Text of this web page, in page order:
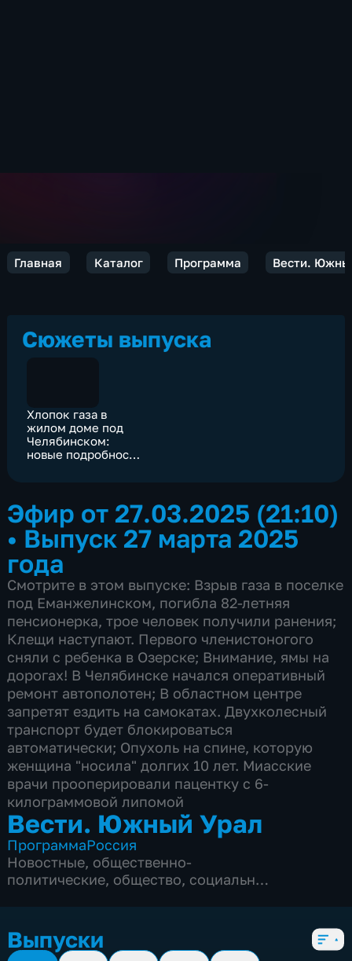
Главная Каталог Программа Вести.
Сюжеты выпуска
Хлопок газа в
жилом доме под
Челябинском:
новые подробности
Эфир от 27.03.2025 (21:10)
• Выпуск 27 марта 2025
года
Смотрите в этом выпуске: Взрыв газа в поселке
под Еманжелинском, погибла 82-летняя
пенсионерка, трое человек получили ранения;
Клещи наступают. Первого членистоногого
сняли с ребенка в Озерске; Внимание, ямы на
дорогах! В Челябинске начался оперативный
ремонт автополотен; В областном центре
запретят ездить на самокатах. Двухколесный
транспорт будет блокироваться
автоматически; Опухоль на спине, которую
женщина "носила" долгих 10 лет. Миасские
врачи прооперировали пацентку с 6-
килограммовой липомой
Вести. Южный Урал
ПрограммаРоссия
Новостные, общественно-
политические, общество, социально-
Выпуски